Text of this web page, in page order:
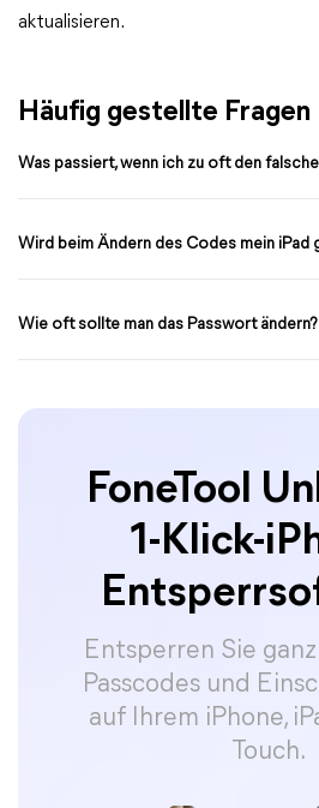
aktualisieren.
Häufig gestellte Fragen
Was passiert, wenn ich zu oft den
Wird beim Ändern des Codes mein iPad
Wie oft sollte man das Passwort ändern?
FoneTool
1-Klick-
Entsperren Sie
Passcodes und
auf Ihrem iPhone,
Touch.